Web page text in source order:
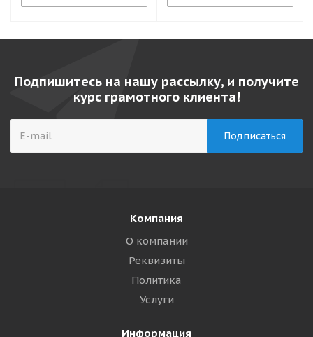
Подпишитесь на нашу рассылку, и получите
курс грамотного клиента!
Компания
О компании
Реквизиты
Политика
Услуги
Информация